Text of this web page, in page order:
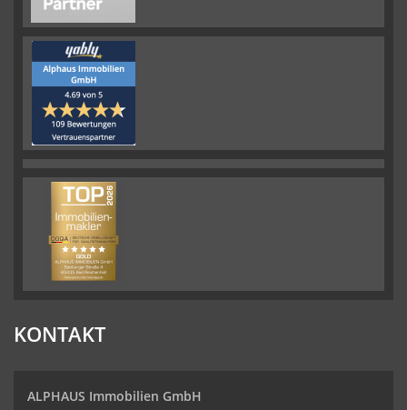
KONTAKT
ALPHAUS Immobilien GmbH